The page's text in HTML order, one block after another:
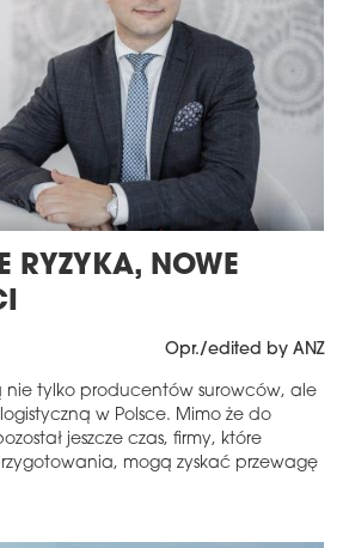
RYZYKA, NOWE
Opr./edited by ANZ
nie tylko producentów surowców, ale
w Polsce. Mimo że do
jeszcze czas, firmy, które
mogą zyskać przewagę